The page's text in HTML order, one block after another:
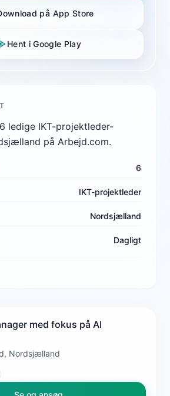
på App Store
Hent i Google Play
ledige IKT-projektleder-
på Arbejd.com.
6
IKT-projektleder
Nordsjælland
Dagligt
med fokus på AI
Nordsjælland